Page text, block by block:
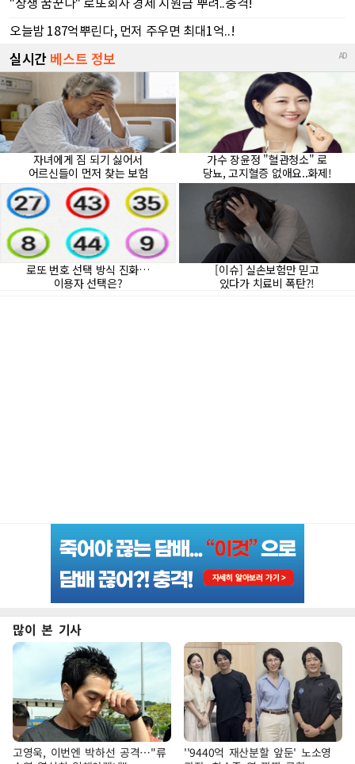
많이 본 기사
고영욱, 이번엔 박하선 공격…"류
''9440억 재산분할 앞둔' 노소영